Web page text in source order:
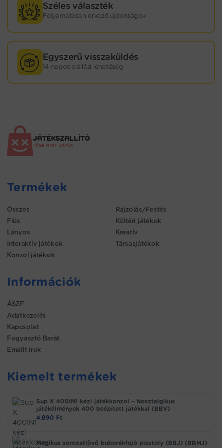
Széles választék
Folyamatosan érkező újdonságok
Egyszerű visszaküldés
14 napos elállási lehetőség
JÁTÉKSZALLÍTÓ
TÖBB MINT JÁTÉK
Termékek
Összes
Fiús
Lányos
Interaktív játékok
Konzol játékok
Rajzolás/Festés
Kültéri játékok
Kreatív
Társasjátékok
Információk
ÁSZF
Adatkezelés
Kapcsolat
Fogyasztó Barát
Emailt írok
Kiemelt termékek
Sup X 400IN1 kézi játékkonzol – Nosztalgikus
játékélmények 400 beépített játékkal (BBV)
4.890 Ft
Mágikus sorozatlövő buborékfújó pisztoly (BBJ) (BBMJ)